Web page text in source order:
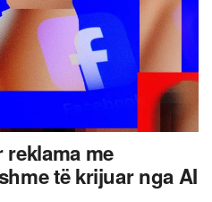
reklama me
të krijuar nga AI